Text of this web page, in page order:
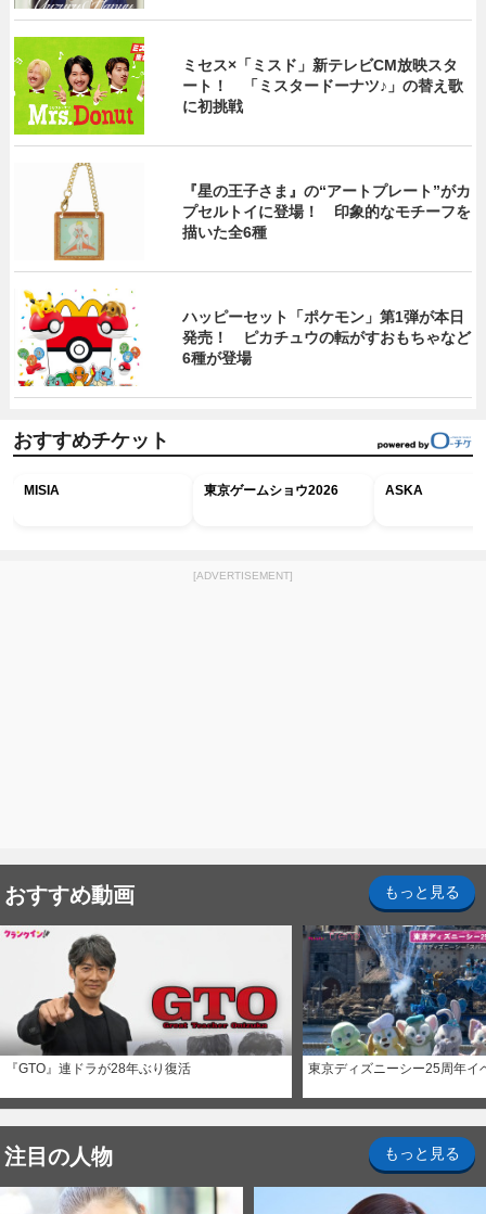
ミセス×「ミスド」新テレビCM放映スタ
ート！ 「ミスタードーナツ♪」の替え歌
に初挑戦
『星の王子さま』の“アートプレート”がカ
プセルトイに登場！ 印象的なモチーフを
描いた全6種
ハッピーセット「ポケモン」第1弾が本日
発売！ ピカチュウの転がすおもちゃなど
6種が登場
おすすめチケット
MISIA 東京ゲームショウ2026 ASKA
[ADVERTISEMENT]
おすすめ動画 もっと見る
『GTO』連ドラが28年ぶり復活 東京ディズニーシー25周年イ
注目の人物 もっと見る